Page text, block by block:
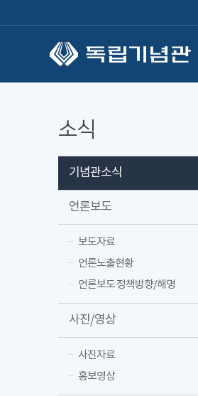
소식
기념관소식
언론보도
보도자료
언론노출현황
언론보도 정책방향/해명
사진/영상
사진자료
홍보영상